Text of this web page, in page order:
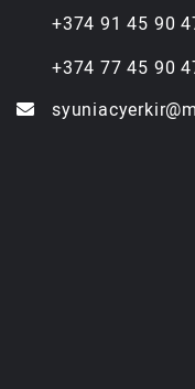
+374 91 45 90
+374 77 45 90